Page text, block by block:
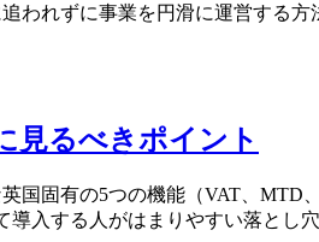
われずに事業を円滑に運営する方
見るべきポイント
固有の5つの機能（VAT、MTD
入する人がはまりやすい落とし穴